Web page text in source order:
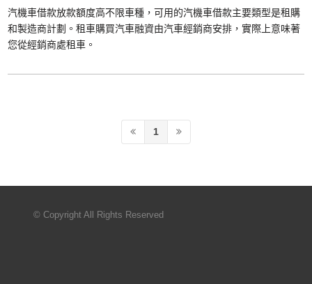
汽機車借款放款額度高不限車種，可用的汽機車借款主要類型是租購
和製造商計劃。租車購買汽車融資由汽車經銷商安排，實際上意味著
您從經銷商處租車。
1
© Copyright All Rights Reserved